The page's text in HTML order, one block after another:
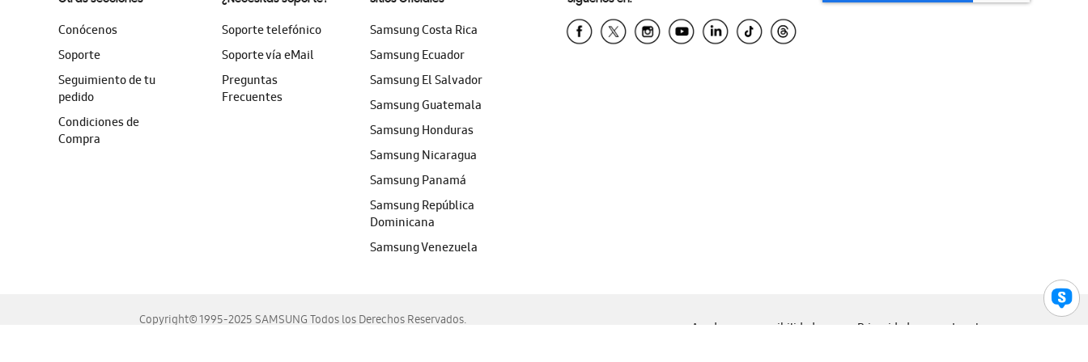
Conócenos
Soporte
Seguimiento de tu
pedido
Condiciones de
Compra
Soporte telefónico
Soporte vía eMail
Preguntas
Frecuentes
Samsung Costa Rica
Samsung Ecuador
Samsung El Salvador
Samsung Guatemala
Samsung Honduras
Samsung Nicaragua
Samsung Panamá
Samsung República
Dominicana
Samsung Venezuela
Copyright© 1995-2025 SAMSUNG Todos los Derechos Reservados.
Ayuda para accesibilidad Privacidad Legal